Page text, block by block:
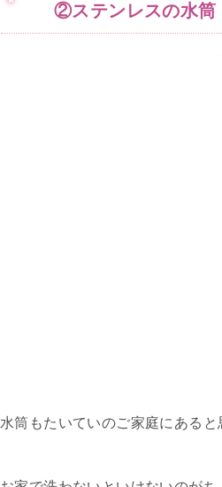
②ステンレスの水筒
水筒もたいていのご家庭にあると